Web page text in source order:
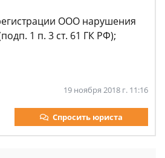
ООО нарушения
1 п. 3 ст. 61 ГК РФ);
19 ноября 2018 г. 11:16
Спросить юриста